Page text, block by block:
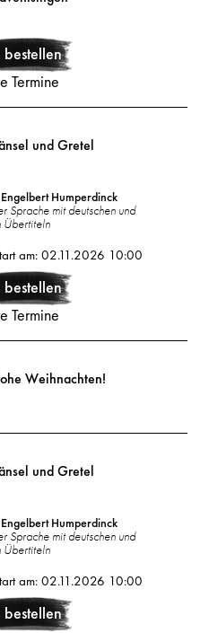
Termine
und Gretel
Humperdinck
Sprache mit deutschen und
Übertiteln
am: 02.11.2026 10:00
Termine
Weihnachten!
und Gretel
Humperdinck
Sprache mit deutschen und
Übertiteln
am: 02.11.2026 10:00